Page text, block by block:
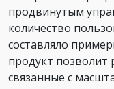
продвинутым
количество
составляло
продукт
связанные с